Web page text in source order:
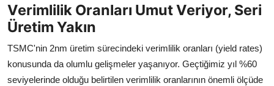
Verimlilik Oranları Umut Veriyor, Seri
Üretim Yakın
TSMC'nin 2nm üretim sürecindeki verimlilik oranları (yield rates)
konusunda da olumlu gelişmeler yaşanıyor. Geçtiğimiz yıl %60
seviyelerinde olduğu belirtilen verimlilik oranlarının önemli ölçüde